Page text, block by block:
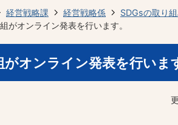
経営戦略課 経営戦略係 SDGsの取り
がオンライン発表を行います。
オンライン発表を行いま